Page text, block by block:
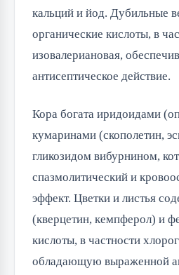
кальций и йод. Дубильные
органические кислоты, в
изовалериановая,
антисептическое действие.
Кора богата иридоидами
кумаринами (скополетин,
гликозидом вибурнином,
спазмолитический и
эффект. Цветки и листья
(кверцетин, кемпферол) и
кислоты, в частности
обладающую выраженной